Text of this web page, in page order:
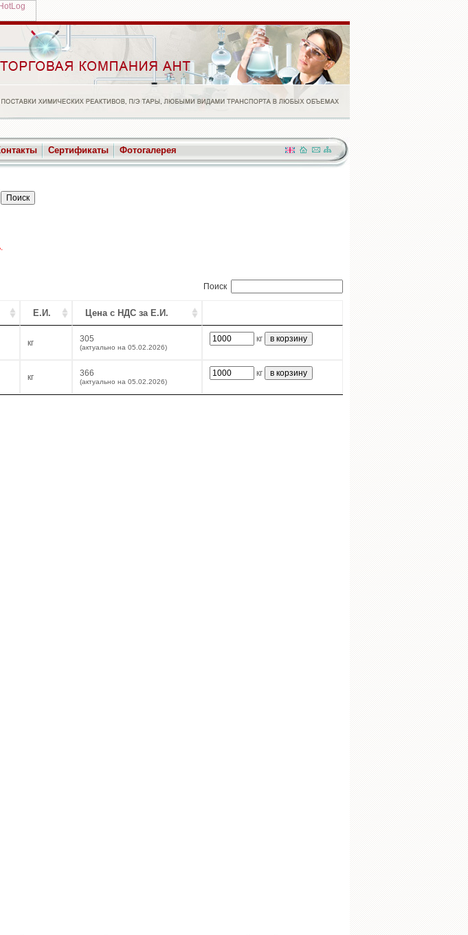
Сертификаты Фотогалерея
Поиск
Е.И. Цена с НДС за Е.И.
кг 305
(актуально на 05.02.2026)
кг
кг 366
(актуально на 05.02.2026)
кг